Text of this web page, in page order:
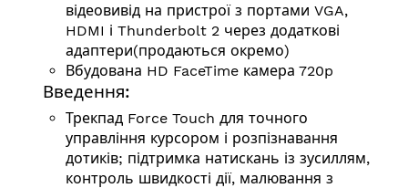
відеовивід на пристрої з портами VGA,
HDMI і Thunderbolt 2 через додаткові
адаптери(продаються окремо)
Вбудована HD FaceTime камера 720p
Введення:
Трекпад Force Touch для точного
управління курсором і розпізнавання
дотиків; підтримка натискань із зусиллям,
контроль швидкості дії, малювання з